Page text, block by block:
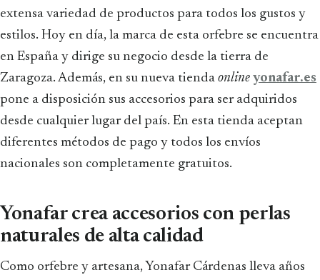
extensa variedad de productos para todos los gustos y
estilos. Hoy en día, la marca de esta orfebre se encuentra
en España y dirige su negocio desde la tierra de
Zaragoza. Además, en su nueva tienda online yonafar.es
pone a disposición sus accesorios para ser adquiridos
desde cualquier lugar del país. En esta tienda aceptan
diferentes métodos de pago y todos los envíos
nacionales son completamente gratuitos.
Yonafar crea accesorios con perlas
naturales de alta calidad
Como orfebre y artesana, Yonafar Cárdenas lleva años